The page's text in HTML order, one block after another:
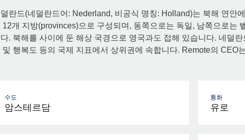
란드(네덜란드어: Nederland, 비공식 명칭: Holland)는 북해 연안
12개 지방(provinces)으로 구성되며, 동쪽으로는 독일, 남쪽으로는
. 북해를 사이에 둔 해상 국경으로 영국과도 접해 있습니다. 네덜
및 행복도 등의 국제 지표에서 상위권에 속합니다. Remote의 CEO
수도
암스테르담
통화
유로